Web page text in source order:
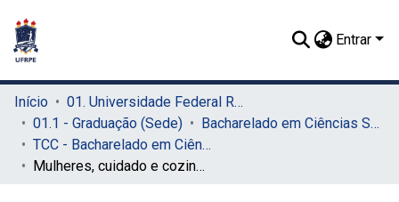
Entrar
Início
01. Universidade Federal Rural de Pernambuco - UFRPE (Sede)
01.1 - Graduação (Sede)
Bacharelado em Ciências Sociais (Sede)
TCC - Bacharelado em Ciências Sociais (Sede)
Mulheres, cuidado e cozinhas solidárias: ressignificações das práticas domésticas em âmbito coletivo?